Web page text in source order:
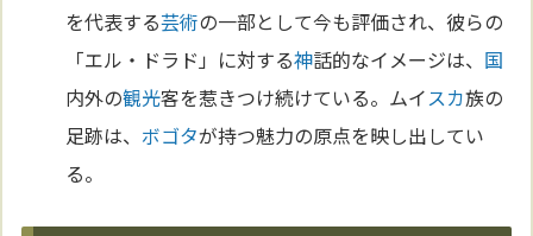
を代表する芸術の一部として今も評価され、彼らの
「エル・ドラド」に対する神話的なイメージは、 国
内外の観光客を惹きつけ続けている。ムイスカ族の
足跡は、 ボゴタが持つ魅力の原点を映し出してい
る。